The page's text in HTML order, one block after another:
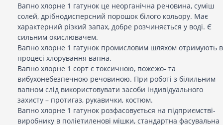
Вапно хлорне 1 гатунок це неорганічна речовина, суміш
солей, дрібнодисперсний порошок білого кольору. Має
характерний різкий запах, добре розчиняється у воді. Є
сильним окислювачем.
Вапно хлорне 1 гатунок промисловим шляхом отримують в
процесі хлорування вапна.
Вапно хлорне 1 сорт є токсичною, пожежо- та
вибухонебезпечною речовиною. При роботі з білильним
вапном слід використовувати засоби індивідуального
захисту – протигаз, рукавички, костюм.
Вапно хлорне 1 гатунок розфасовується на підприємстві-
виробнику в поліетиленові мішки, стандартна фасувальна